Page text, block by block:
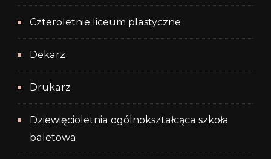
Czteroletnie liceum plastyczne
Dekarz
Drukarz
Dziewięcioletnia ogólnokształcąca szkoła
baletowa